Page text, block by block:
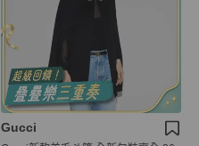
Gucci